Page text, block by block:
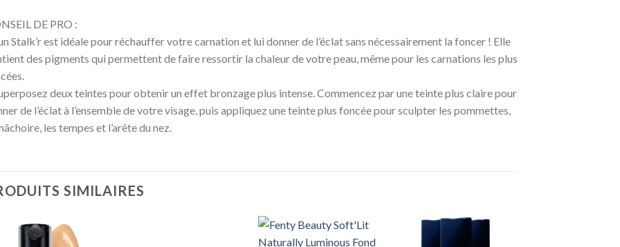
DE PRO :
Stalk’r est idéale pour réchauffer votre carnation et lui donner de l’éclat sans nécessairement la foncer ! Elle
des pigments qui permettent de faire ressortir la chaleur de votre peau, même pour les carnations les plus
deux teintes pour obtenir un effet bronzage plus intense. Commencez par une teinte plus claire pour
de l’éclat à l’ensemble de votre visage, puis appliquez une teinte plus foncée pour sculpter les pommettes,
les tempes et l’arête du nez.
SIMILAIRES